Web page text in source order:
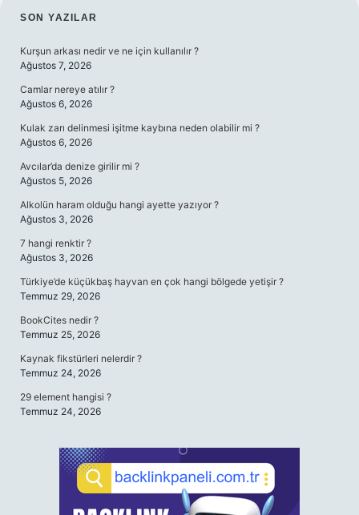
SIDEBAR
SON YAZILAR
Kurşun arkası nedir ve ne için kullanılır ?
Ağustos 7, 2026
Camlar nereye atılır ?
Ağustos 6, 2026
Kulak zarı delinmesi işitme kaybına neden olabilir mi ?
Ağustos 6, 2026
Avcılar’da denize girilir mi ?
Ağustos 5, 2026
Alkolün haram olduğu hangi ayette yazıyor ?
Ağustos 3, 2026
7 hangi renktir ?
Ağustos 3, 2026
Türkiye’de küçükbaş hayvan en çok hangi bölgede yetişir ?
Temmuz 29, 2026
BookCites nedir ?
Temmuz 25, 2026
Kaynak fikstürleri nelerdir ?
Temmuz 24, 2026
29 element hangisi ?
Temmuz 24, 2026